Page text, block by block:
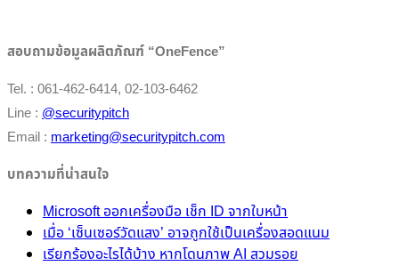
สอบถามข้อมูลผลิตภัณฑ์ “OneFence”
Tel. : 061-462-6414, 02-103-6462
Line : @securitypitch
Email : marketing@securitypitch.com
บทความที่น่าสนใจ
Microsoft ออกเครื่องมือ เช็ก ID จากใบหน้า
เมื่อ ‘เซ็นเซอร์วัดแสง’ อาจถูกใช้เป็นเครื่องสอดแนม
เรียกร้องอะไรได้บ้าง หากโดนภาพ AI สวมรอย